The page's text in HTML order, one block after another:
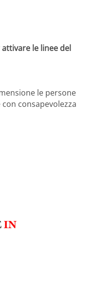
le linee del
le persone
consapevolezza